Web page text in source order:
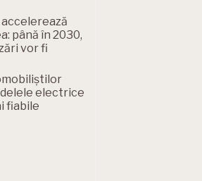
până în 2030,
vor fi
electrice
fiabile